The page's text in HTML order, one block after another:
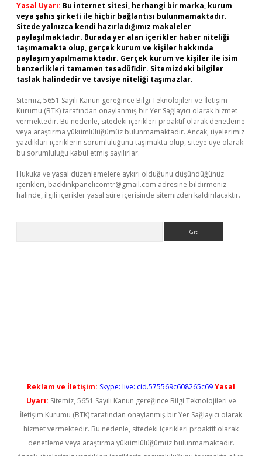
Yasal Uyarı: Bu internet sitesi, herhangi bir marka, kurum
veya şahıs şirketi ile hiçbir bağlantısı bulunmamaktadır.
Sitede yalnızca kendi hazırladığımız makaleler
paylaşılmaktadır. Burada yer alan içerikler haber niteliği
taşımamakta olup, gerçek kurum ve kişiler hakkında
paylaşım yapılmamaktadır. Gerçek kurum ve kişiler ile isim
benzerlikleri tamamen tesadüfidir. Sitemizdeki bilgiler
taslak halindedir ve tavsiye niteliği taşımazlar.
Sitemiz, 5651 Sayılı Kanun gereğince Bilgi Teknolojileri ve İletişim
Kurumu (BTK) tarafından onaylanmış bir Yer Sağlayıcı olarak hizmet
vermektedir. Bu nedenle, sitedeki içerikleri proaktif olarak denetleme
veya araştırma yükümlülüğümüz bulunmamaktadır. Ancak, üyelerimiz
yazdıkları içeriklerin sorumluluğunu taşımakta olup, siteye üye olarak
bu sorumluluğu kabul etmiş sayılırlar.
Hukuka ve yasal düzenlemelere aykırı olduğunu düşündüğünüz
içerikleri, backlinkpanelicomtr@gmail.com adresine bildirmeniz
halinde, ilgili içerikler yasal süre içerisinde sitemizden kaldırılacaktır.
Reklam ve İletişim: Skype: live:.cid.575569c608265c69Yasal
Uyarı: Sitemiz, 5651 Sayılı Kanun gereğince Bilgi Teknolojileri ve
İletişim Kurumu (BTK) tarafından onaylanmış bir Yer Sağlayıcı olarak
hizmet vermektedir. Bu nedenle, sitedeki içerikleri proaktif olarak
denetleme veya araştırma yükümlülüğümüz bulunmamaktadır.